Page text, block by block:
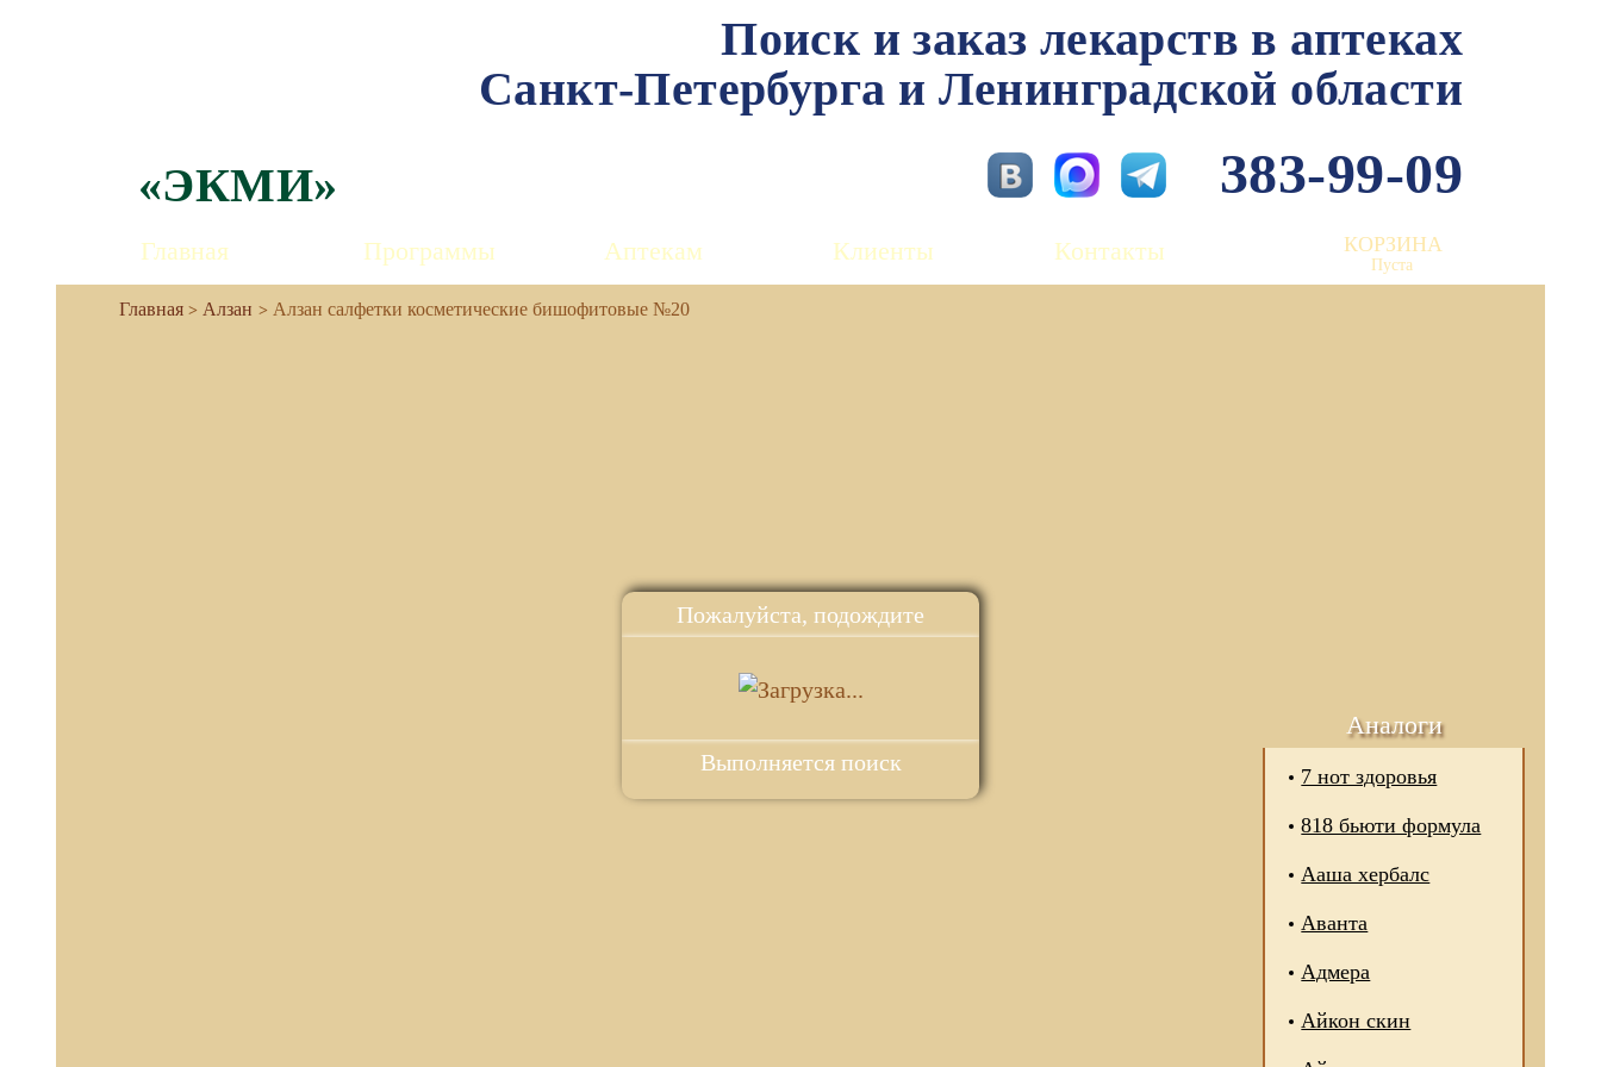
Пожалуйста, подождите
Выполняется поиск
Поиск и заказ лекарств в аптеках
Санкт-Петербурга и Ленинградской области
383-99-09
«ЭКМИ»
Главная Программы Аптекам Клиенты Контакты КОРЗИНА
Пуста
Алзан Алзан салфетки косметические бишофитовые №20
Аналоги
7 нот здоровья
818 бьюти формула
Ааша хербалс
Аванта
Адмера
Айкон скин